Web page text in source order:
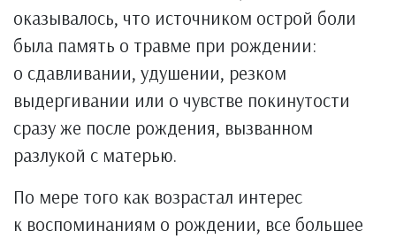
оказывалось, что источником острой боли
была память о травме при рождении:
о сдавливании, удушении, резком
выдергивании или о чувстве покинутости
сразу же после рождения, вызванном
разлукой с матерью.
По мере того как возрастал интерес
к воспоминаниям о рождении, все большее